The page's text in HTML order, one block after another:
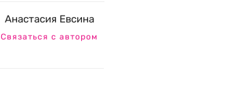
Анастасия Евсина
Связаться с автором